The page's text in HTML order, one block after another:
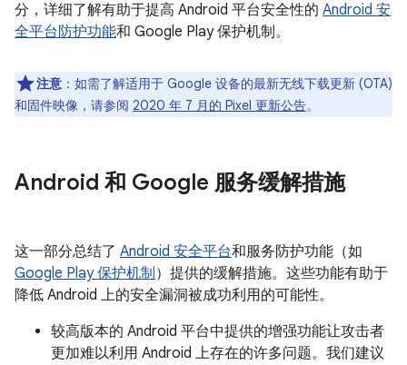
分，详细了解有助于提高 Android 平台安全性的 Android 安
全平台防护功能和 Google Play 保护机制。
注意 ：如需了解适用于 Google 设备的最新无线下载更新 (OTA)
和固件映像，请参阅 2020 年 7 月的 Pixel 更新公告。
Android 和 Google 服务缓解措施
这一部分总结了 Android 安全平台和服务防护功能（如
Google Play 保护机制 ）提供的缓解措施。这些功能有助于
降低 Android 上的安全漏洞被成功利用的可能性。
较高版本的 Android 平台中提供的增强功能让攻击者
更加难以利用 Android 上存在的许多问题。我们建议